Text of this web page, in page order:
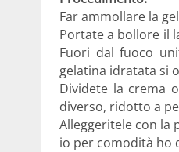
Far ammollare la
Portate a bollore il
Fuori dal fuoco
gelatina idratata si
Dividete la crema
diverso, ridotto a
Alleggeritele con la
io per comodità ho